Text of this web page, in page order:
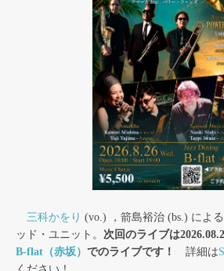
三科かをり (vo.) ，箭島裕治 (bs.) によ
ッド・ユニット。 次回のライブは
B-flat（赤坂） でのライブです！ 詳細は